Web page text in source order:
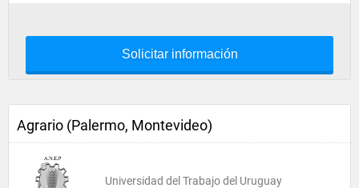
Solicitar información
Agrario (Palermo, Montevideo)
Universidad del Trabajo del Uruguay